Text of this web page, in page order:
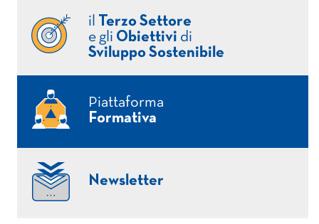
il
Terzo Settore
e gli Obiettivi di
Sviluppo Sostenibile
Piattaforma
Formativa
Newsletter